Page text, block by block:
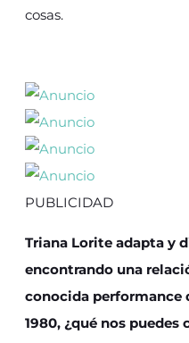
cosas.
PUBLICIDAD
Triana Lorite adapta y
encontrando una
conocida performance
1980, ¿qué nos puedes